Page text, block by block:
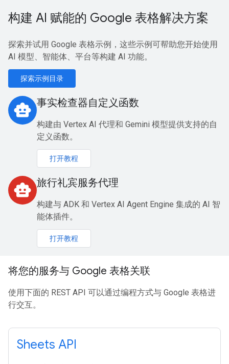
构建 AI 赋能的 Google 表格解决方案
探索并试用 Google 表格示例，这些示例可帮助您开始使用
AI 模型、智能体、平台等构建 AI 功能。
探索示例目录
smart_toy 事实检查器自定义函数
构建由 Vertex AI 代理和 Gemini 模型提供支持的自
定义函数。
打开教程
smart_toy 旅行礼宾服务代理
构建与 ADK 和 Vertex AI Agent Engine 集成的 AI 智
能体插件。
打开教程
将您的服务与 Google 表格关联
使用下面的 REST API 可以通过编程方式与 Google 表格进
行交互。
Sheets API